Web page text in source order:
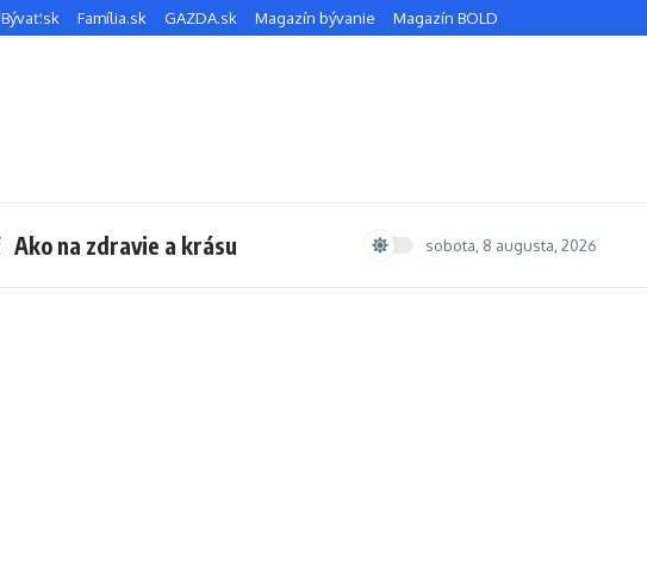
Bývať.sk Família.sk GAZDA.sk Magazín bývanie Magazín BOLD
Ako na zdravie a krásu sobota, 8 augusta, 2026